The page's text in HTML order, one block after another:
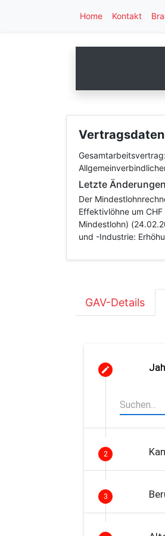
Home Kontakt
Vertragsdaten
Gesamtarbeitsvertrag:
Letzte Änderungen
Der
Effektivlöhne um
Mindestlohn)
und -Industrie:
GAV-Details
2
3